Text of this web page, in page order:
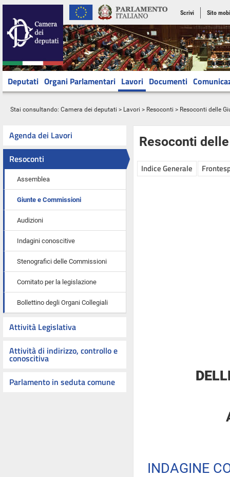
Scrivi Sito
Deputati Organi Parlamentari Lavori Documenti
Stai consultando: Camera dei deputati > Lavori > Resoconti > Resoconti delle
Agenda dei Lavori
Resoconti
Assemblea
Giunte e Commissioni
Audizioni
Indagini conoscitive
Stenografici delle Commissioni
Comitato per la legislazione
Bollettino degli Organi Collegiali
Attività Legislativa
Attività di indirizzo, controllo e
conoscitiva
Parlamento in seduta comune
Resoconti
Indice Generale
INDAGINE